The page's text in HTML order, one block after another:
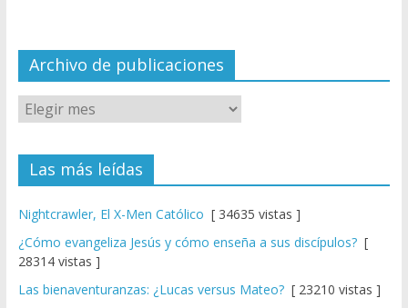
el
Archivo de publicaciones
Las más leídas
Nightcrawler, El X-Men Católico [ 34635 vistas ]
¿Cómo evangeliza Jesús y cómo enseña a sus discípulos?[
28314 vistas ]
Las bienaventuranzas: ¿Lucas versus Mateo?[ 23210 vistas ]